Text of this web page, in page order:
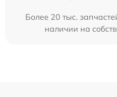
Более 20 тыс.
наличии на